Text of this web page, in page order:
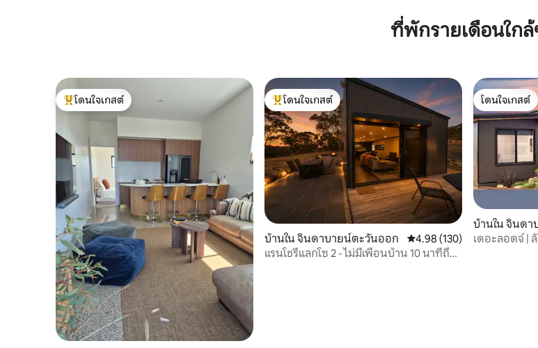
ที่พักรายเดือนใกล้
โดนใจเกสต์ที่สุด
โดนใจเกสต์
โดนใจเกสต์ที่สุด
โดนใจเกสต์
บ้านใน จินดาบายน์ตะวันออก คะแนนเฉลี่ย 4.98 จาก 5,
4.98 (130)
แรนโชรีแลกโซ 2 - ไม่มีเพื่อนบ้าน 10 นาทีถึง
โดนใจเกสต์
โดนใจเกสต์
บ้านใน จินด
เดอะลอดจ์ |